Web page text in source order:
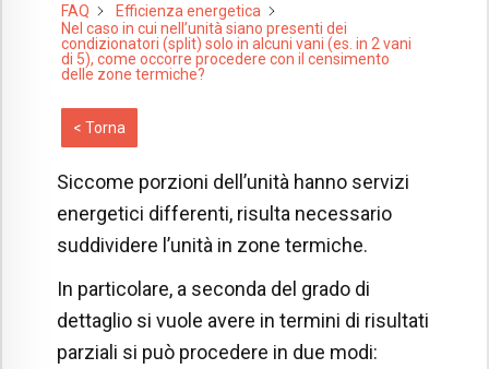
FAQ
Efficienza energetica
Nel caso in cui nell’unità siano presenti dei
condizionatori (split) solo in alcuni vani (es. in 2 vani
di 5), come occorre procedere con il censimento
delle zone termiche?
< Torna
Siccome porzioni dell’unità hanno servizi
energetici differenti, risulta necessario
suddividere l’unità in zone termiche.
In particolare, a seconda del grado di
dettaglio si vuole avere in termini di risultati
parziali si può procedere in due modi: